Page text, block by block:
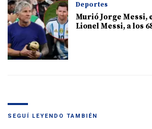
Deportes
Murió Jorge Messi,
Lionel Messi, a los
SEGUÍ LEYENDO TAMBIÉN